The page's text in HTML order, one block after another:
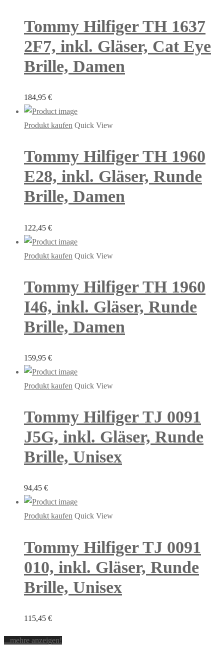
Tommy Hilfiger TH 1637
2F7, inkl. Gläser, Cat Eye
Brille, Damen
184,95 €
Produkt kaufen Quick View
Tommy Hilfiger TH 1960
E28, inkl. Gläser, Runde
Brille, Damen
122,45 €
Produkt kaufen Quick View
Tommy Hilfiger TH 1960
I46, inkl. Gläser, Runde
Brille, Damen
159,95 €
Produkt kaufen Quick View
Tommy Hilfiger TJ 0091
J5G, inkl. Gläser, Runde
Brille, Unisex
94,45 €
Produkt kaufen Quick View
Tommy Hilfiger TJ 0091
010, inkl. Gläser, Runde
Brille, Unisex
115,45 €
...mehre anzeigen!